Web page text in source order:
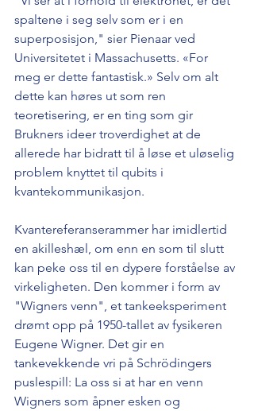
spaltene i seg selv som er i en
superposisjon," sier Pienaar ved
Universitetet i Massachusetts. «For
meg er dette fantastisk.» Selv om alt
dette kan høres ut som ren
teoretisering, er en ting som gir
Brukners ideer troverdighet at de
allerede har bidratt til å løse et uløselig
problem knyttet til qubits i
kvantekommunikasjon.
Kvantereferanserammer har imidlertid
en akilleshæl, om enn en som til slutt
kan peke oss til en dypere forståelse av
virkeligheten. Den kommer i form av
"Wigners venn", et tankeeksperiment
drømt opp på 1950-tallet av fysikeren
Eugene Wigner. Det gir en
tankevekkende vri på Schrödingers
puslespill: La oss si at har en venn
Wigners som åpner esken og